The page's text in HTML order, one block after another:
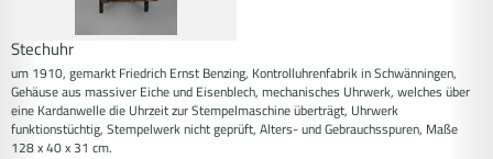
Stechuhr
um 1910, gemarkt Friedrich Ernst Benzing, Kontrolluhrenfabrik in Schwänningen,
Gehäuse aus massiver Eiche und Eisenblech, mechanisches Uhrwerk, welches über
eine Kardanwelle die Uhrzeit zur Stempelmaschine überträgt, Uhrwerk
funktionstüchtig, Stempelwerk nicht geprüft, Alters- und Gebrauchsspuren, Maße
128 x 40 x 31 cm.